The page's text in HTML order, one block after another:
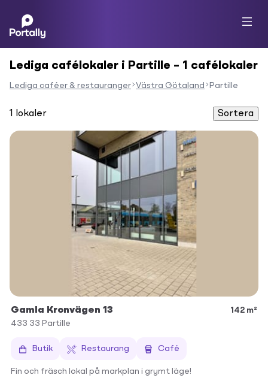
Lediga cafélokaler i Partille – 1 cafélokaler
Lediga caféer & restauranger Västra Götaland Partille
1 lokaler Sortera
Gamla Kronvägen 13
142 m²
433 33 Partille
Butik Restaurang Café
Fin och fräsch lokal på markplan i grymt läge!